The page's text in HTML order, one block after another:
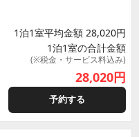
1泊1室平均金額 28,020円
1泊1室の合計金額
(※税金・サービス料込み)
28,020円
予約する